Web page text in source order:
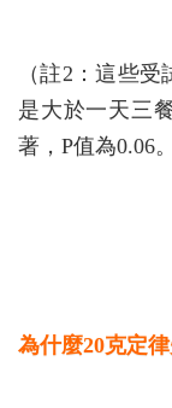
（註2：這些
是大於一天三
著，P值為0.06。
為什麼20克定